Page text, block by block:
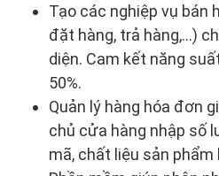
Tạo các nghiệp vụ bán
đặt hàng, trả hàng,…)
diện. Cam kết năng
50%.
Quản lý hàng hóa đơn
chủ cửa hàng nhập số
mã, chất liệu sản phẩm